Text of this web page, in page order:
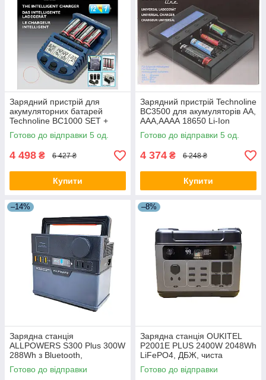
Зарядний пристрій для
акумуляторних батарей
Technoline BC1000 SET +
акумулятори (BC1000)
Готово до відправки 5 од.
4 498 ₴ 6 427 ₴
Купити
Зарядний пристрій Technoline
BC3500 для акумуляторів AA,
AAA,АААА 18650 Li-Ion
LiFePO4, 4 незалежні канали,
тест ємності
Готово до відправки 5 од.
4 374 ₴ 6 248 ₴
Купити
–14%
Зарядна станція
ALLPOWERS S300 Plus 300W
288Wh з Bluetooth,
бездротовою зарядкою та
чистою синусоїдою Опис UA
Готово до відправки
–8%
Зарядна станція OUKITEL
P2001E PLUS 2400W 2048Wh
LiFePO4, ДБЖ, чиста
синусоїда, 4×AC, USB-A,
USB-C PD 100W, DC 12V
Готово до відправки